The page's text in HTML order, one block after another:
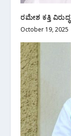
ರಮೇಶ ಕತ್ತಿ
October 19, 2025